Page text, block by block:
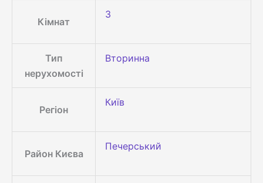
Кімнат
3
Тип
нерухомості
Вторинна
Регіон
Київ
Район Києва
Печерський